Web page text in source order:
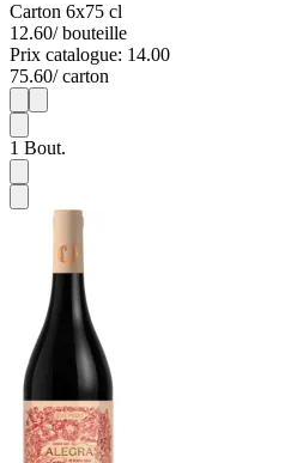
Carton 6x75 cl
12.60/ bouteille
Prix catalogue: 14.00
75.60/ carton
1
1 Bout.